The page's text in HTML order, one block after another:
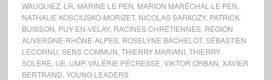
WAUQUIEZ, LR MARINE LE PEN MARION MARÉCHAL-LE PEN
NATHALIE KOSCIUSKO-MORIZET, NICOLAS SARKOZY, PATRICK
BUISSON PUY-EN-VELAY, RACINES CHRÉTIENNES, RÉGION
AUVERGNE-RHÔNE-ALPES, ROSELYNE BACHELOT, SÉBASTIEN
LECORNU SENS COMMUN THIERRY MARIANI, THIERRY
SOLÈRE UE UMP, VALÉRIE PÉCRESSE VIKTOR ORBAN XAVIER
BERTRAND YOUNG LEADERS